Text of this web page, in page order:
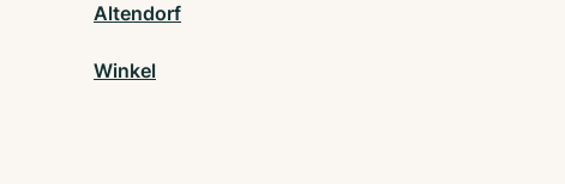
Altendorf
Winkel